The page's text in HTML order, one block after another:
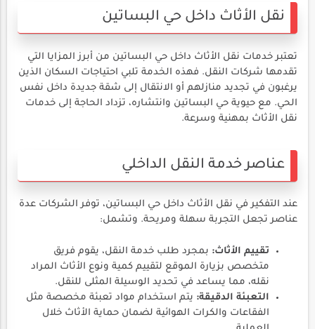
نقل الأثاث داخل حي البساتين
تعتبر خدمات نقل الأثاث داخل حي البساتين من أبرز المزايا التي
تقدمها شركات النقل. فهذه الخدمة تلبي احتياجات السكان الذين
يرغبون في تجديد منازلهم أو الانتقال إلى شقة جديدة داخل نفس
الحي. مع حيوية حي البساتين وانتشاره، تزداد الحاجة إلى خدمات
نقل الأثاث بمهنية وسرعة.
عناصر خدمة النقل الداخلي
عند التفكير في نقل الأثاث داخل حي البساتين، توفر الشركات عدة
عناصر تجعل التجربة سهلة ومريحة. وتشمل:
تقييم الأثاث: بمجرد طلب خدمة النقل، يقوم فريق
متخصص بزيارة الموقع لتقييم كمية ونوع الأثاث المراد
نقله، مما يساعد في تحديد الوسيلة المثلى للنقل.
التعبئة الدقيقة: يتم استخدام مواد تعبئة مخصصة مثل
الفقاعات والكرات الهوائية لضمان حماية الأثاث خلال